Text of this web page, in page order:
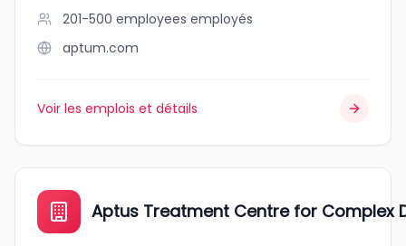
201-500 employees employés
aptum.com
Voir les emplois et détails
Aptus Treatment Centre for Complex